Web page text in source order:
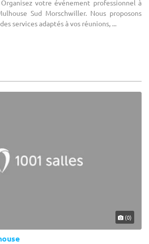
votre événement professionnel à
Sud Morschwiller. Nous proposons
services adaptés à vos réunions, ...
(0)